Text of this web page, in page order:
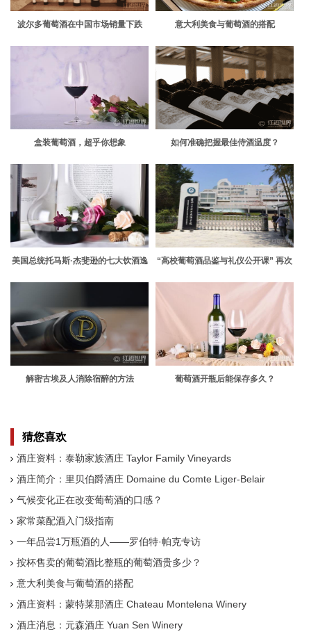
波尔多葡萄酒在中国市场销量下跌 意大利美食与葡萄酒的搭配
盒装葡萄酒，超乎你想象 如何准确把握最佳侍酒温度？
美国总统托马斯·杰斐逊的七大饮酒逸
“高校葡萄酒品鉴与礼仪公开课” 再次
解密古埃及人消除宿醉的方法 葡萄酒开瓶后能保存多久？
猜您喜欢
酒庄资料：泰勒家族酒庄 Taylor Family Vineyards
酒庄简介：里贝伯爵酒庄 Domaine du Comte Liger-Belair
气候变化正在改变葡萄酒的口感？
家常菜配酒入门级指南
一年品尝1万瓶酒的人——罗伯特·帕克专访
按杯售卖的葡萄酒比整瓶的葡萄酒贵多少？
意大利美食与葡萄酒的搭配
酒庄资料：蒙特莱那酒庄 Chateau Montelena Winery
酒庄消息：元森酒庄 Yuan Sen Winery